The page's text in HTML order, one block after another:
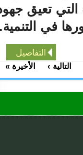
تعيق جهود
في التنمية.
التفاصيل
التالية › الأخيرة »